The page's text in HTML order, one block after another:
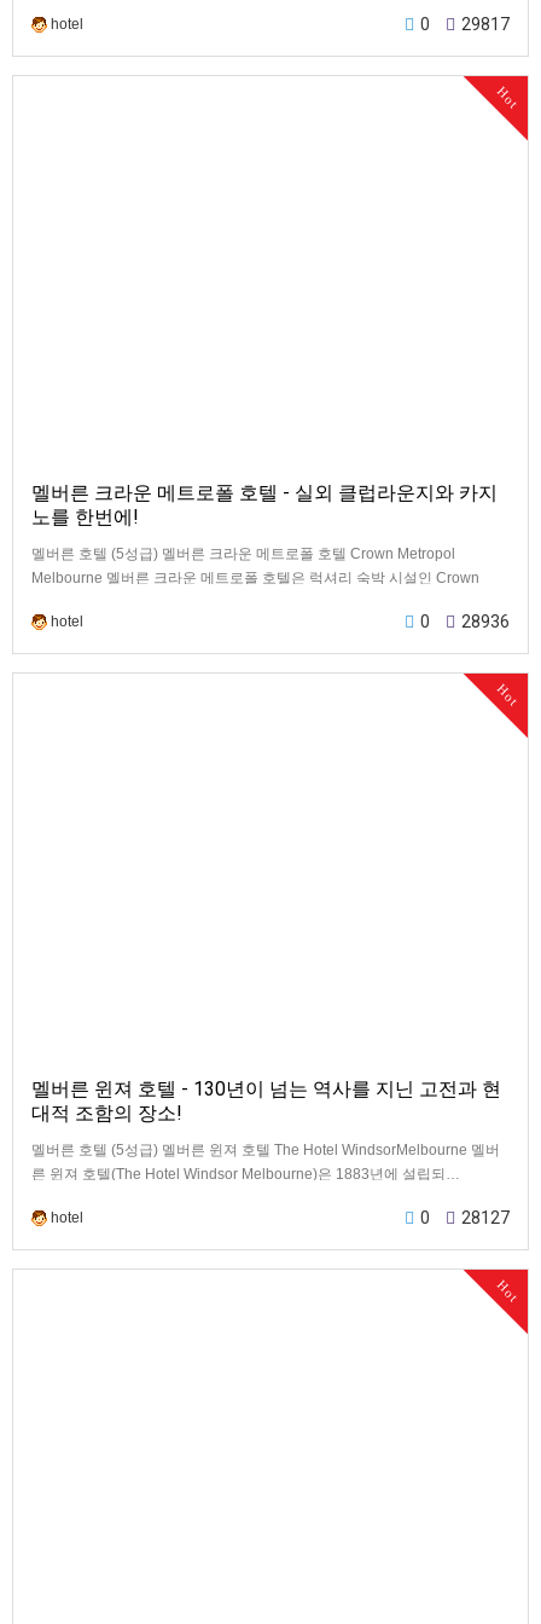
hotel
0 29817
Hot
멜버른 크라운 메트로폴 호텔 - 실외 클럽라운지와 카지
노를 한번에!
멜버른 호텔 (5성급) 멜버른 크라운 메트로폴 호텔 Crown Metropol
Melbourne 멜버른 크라운 메트로폴 호텔은 럭셔리 숙박 시설인 Crown
hotel
0 28936
Hot
멜버른 윈져 호텔 - 130년이 넘는 역사를 지닌 고전과 현
대적 조함의 장소!
멜버른 호텔 (5성급) 멜버른 윈져 호텔 The Hotel WindsorMelbourne 멜버
른 윈져 호텔(The Hotel Windsor Melbourne)은 1883년에 설립되…
hotel 0 28127
Hot